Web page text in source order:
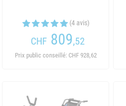
(4 avis)
CHF 809,52
Prix public conseillé: CHF 928,62